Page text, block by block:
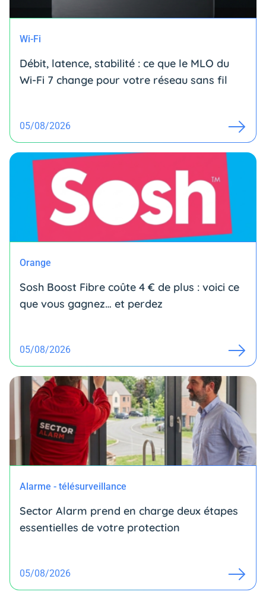
Wi-Fi
Débit, latence, stabilité : ce que le MLO du
Wi-Fi 7 change pour votre réseau sans fil
05/08/2026
Orange
Sosh Boost Fibre coûte 4 € de plus : voici ce
que vous gagnez… et perdez
05/08/2026
Alarme - télésurveillance
Sector Alarm prend en charge deux étapes
essentielles de votre protection
05/08/2026